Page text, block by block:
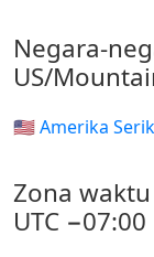
Negara-
US/
🇺🇸 Amerika
Zona
UTC −07:00